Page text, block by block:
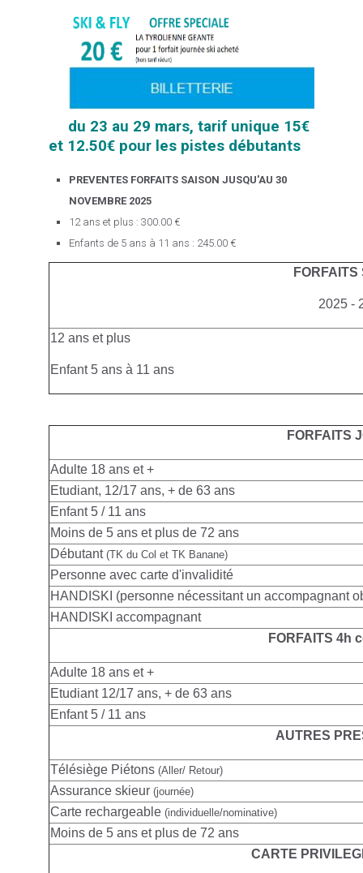
du 23 au 29 mars, tarif unique 15€
et 12.50€ pour les pistes débutants
PREVENTES FORFAITS SAISON JUSQU'AU 30
NOVEMBRE 2025
12 ans et plus : 300.00 €
Enfants de 5 ans à 11 ans : 245.00 €
FORFAITS
2025 -
12 ans et plus
Enfant 5 ans à 11 ans
FORFAITS
Adulte 18 ans et +
Etudiant, 12/17 ans, + de 63 ans
Enfant 5 / 11 ans
Moins de 5 ans et plus de 72 ans
Débutant (TK du Col et TK Banane)
Personne avec carte d'invalidité
HANDISKI (personne nécessitant un accompagnant
HANDISKI accompagnant
FORFAITS 4h
Adulte 18 ans et +
Etudiant 12/17 ans, + de 63 ans
Enfant 5 / 11 ans
AUTRES
Télésiège Piétons (Aller/ Retour)
Assurance skieur (journée)
Carte rechargeable (individuelle/nominative)
Moins de 5 ans et plus de 72 ans
CARTE